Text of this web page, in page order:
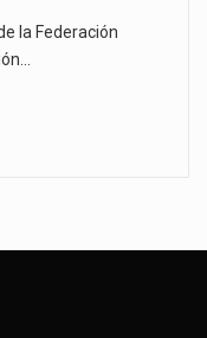
la Federación